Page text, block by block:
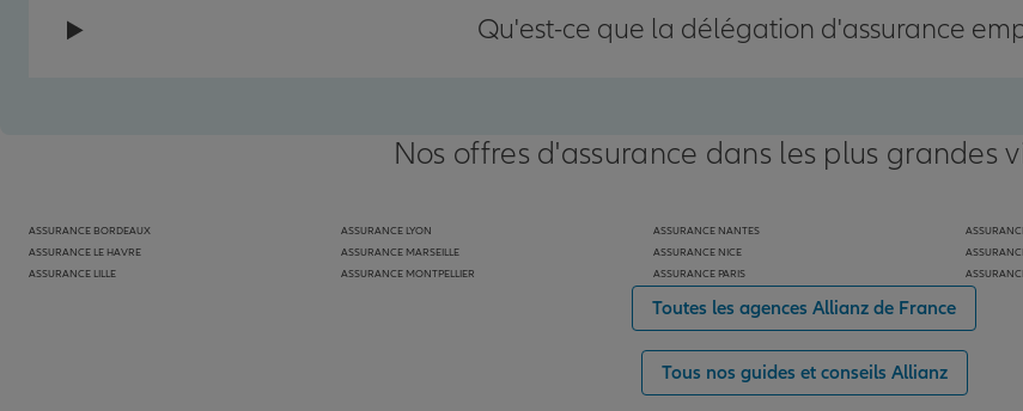
Qu'est-ce que la délégation d'assurance
Nos offres d'assurance dans les plus grandes
ASSURANCE BORDEAUX
ASSURANCE LE HAVRE
ASSURANCE LILLE
ASSURANCE LYON
ASSURANCE MARSEILLE
ASSURANCE MONTPELLIER
ASSURANCE NANTES
ASSURANCE NICE
ASSURANCE PARIS
Toutes les agences Allianz de France
Tous nos guides et conseils Allianz